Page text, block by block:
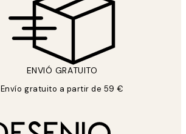
ENVIÓ GRATUITO
Envío gratuito a partir de 59 €